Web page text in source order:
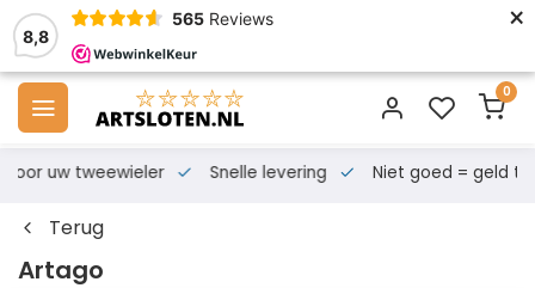
8,8
565 Reviews ×
0
voor uw tweewieler Snelle levering Niet goed = geld
Terug
Artago